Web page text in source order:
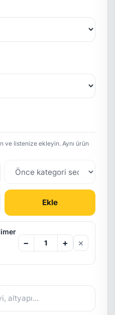
ve listenize ekleyin. Aynı ürün
Ekle
− + ×